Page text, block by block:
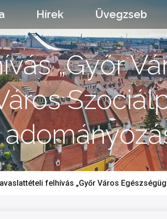
Hírek Üvegzseb
„Győr
felhívás „Győr Város